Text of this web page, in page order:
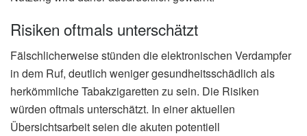
Risiken oftmals unterschätzt
Fälschlicherweise stünden die elektronischen Verdampfer
in dem Ruf, deutlich weniger gesundheitsschädlich als
herkömmliche Tabakzigaretten zu sein. Die Risiken
würden oftmals unterschätzt. In einer aktuellen
Übersichtsarbeit seien die akuten potentiell